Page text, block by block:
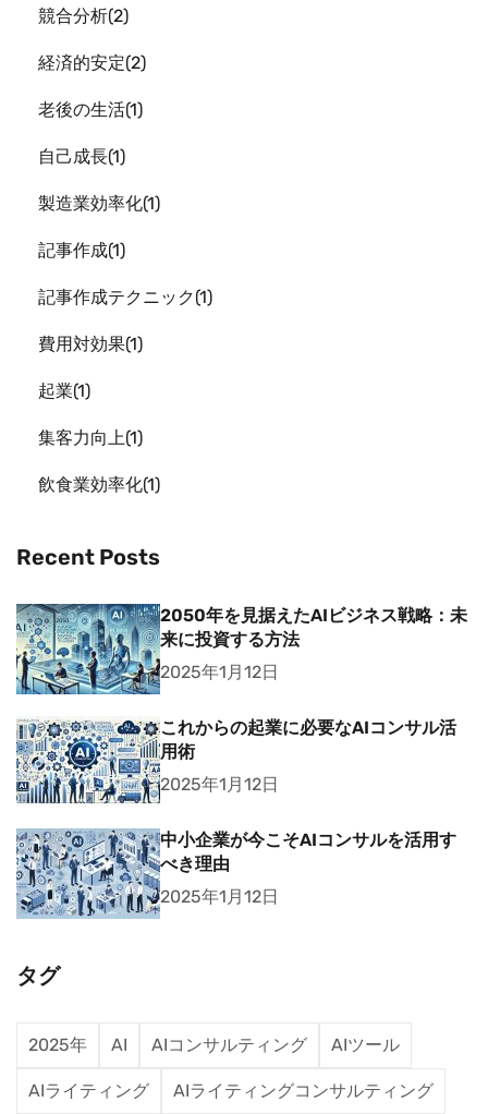
競合分析 2
経済的安定 2
老後の生活 1
自己成長 1
製造業効率化 1
記事作成 1
記事作成テクニック 1
費用対効果 1
起業 1
集客力向上 1
飲食業効率化 1
Recent Posts
2050年を見据えたAIビジネス戦略：未
来に投資する方法
2025年1月12日
これからの起業に必要なAIコンサル活
用術
2025年1月12日
中小企業が今こそAIコンサルを活用す
べき理由
2025年1月12日
タグ
2025年 AI AIコンサルティング AIツール
AIライティング AIライティングコンサルティング